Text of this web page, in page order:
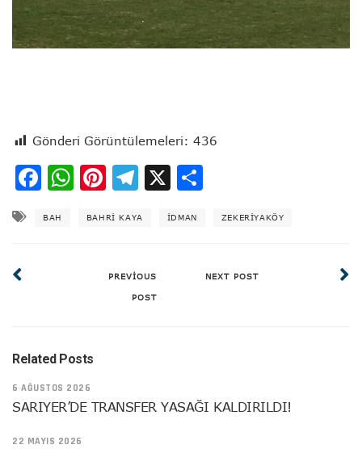
Gönderi Görüntülemeleri: 436
Facebook
WhatsApp
Pinterest
Telegram
X
BAH BAHRI KAYA IDMAN ZEKERIYAKÖY
PREVIOUS
POST
NEXT POST
Related Posts
6 AĞUSTOS 2026
SARIYER’DE TRANSFER YASAĞI KALDIRILDI!
22 MAYIS 2026